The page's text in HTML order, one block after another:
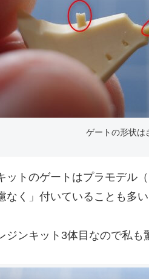
ゲートの形状は
ットのゲートはプラモデル
なく」付いていることも多い
ジンキット3体目なので私も